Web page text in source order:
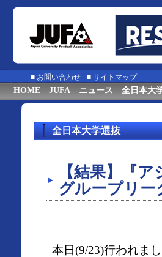
■ お問い合わせ ■ サイトマップ
HOME JUFA ニュース 全日本大
全日本大学選抜
【結果】『
グループリー
本日(9/23)行われま